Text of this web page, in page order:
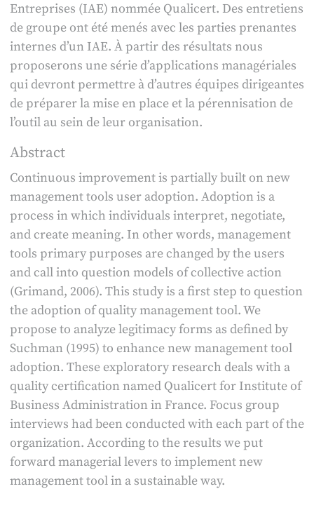
Entreprises (IAE) nommée Qualicert. Des entretiens
de groupe ont été menés avec les parties prenantes
internes d’un IAE. À partir des résultats nous
proposerons une série d’applications managériales
qui devront permettre à d’autres équipes dirigeantes
de préparer la mise en place et la pérennisation de
l’outil au sein de leur organisation.
Abstract
Continuous improvement is partially built on new
management tools user adoption. Adoption is a
process in which individuals interpret, negotiate,
and create meaning. In other words, management
tools primary purposes are changed by the users
and call into question models of collective action
(Grimand, 2006). This study is a first step to question
the adoption of quality management tool. We
propose to analyze legitimacy forms as defined by
Suchman (1995) to enhance new management tool
adoption. These exploratory research deals with a
quality certification named Qualicert for Institute of
Business Administration in France. Focus group
interviews had been conducted with each part of the
organization. According to the results we put
forward managerial levers to implement new
management tool in a sustainable way.